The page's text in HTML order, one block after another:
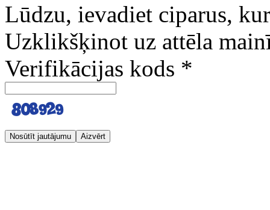
Lūdzu, ievadiet ciparus,
Uzklikšķinot uz attēla
Verifikācijas kods *
Nosūtīt jautājumu Aizvērt